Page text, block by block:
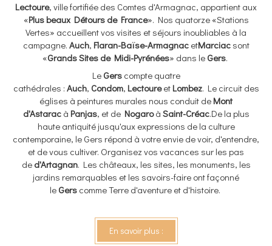
Lectoure, ville fortifiée des Comtes d'Armagnac, appartient aux
«Plus beaux Détours de France». Nos quatorze «Stations
Vertes» accueillent vos visites et séjours inoubliables à la
campagne. Auch, Flaran-Baïse-ArmagnacetMarciacsont
«Grands Sites de Midi-Pyrénées» dans le Gers.
Le Gerscompte quatre
cathédrales : Auch, Condom, Lectoureet Lombez. Le circuit des
églises à peintures murales nous conduit de Mont
d'Astaracà Panjas, et deNogaroà Saint-Créac.De la plus
haute antiquité jusqu'aux expressions de la culture
contemporaine, le Gers répond à votre envie de voir, d'entendre,
et de vous cultiver. Organisez vos vacances sur les pas
de d'Artagnan. Les châteaux, les sites, les monuments, les
jardins remarquables et les savoirs-faire ont façonné
le Gers comme Terre d'aventure et d'histoire.
En savoir plus :